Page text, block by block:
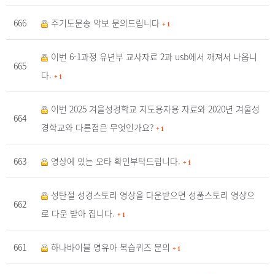
666 주기도문송 악보 문의드립니다 + 1
665
이번 6-1과정 유년부 교사자료 2과 usb에서 깨져서 나옵니
다. + 1
664
이번 2025 겨울성경학교 지도용자용 자료와 2020년 겨울성
경학교와 다른점은 무엇인가요? + 1
663 영상에 있는 오타 확인부탁드립니다. + 1
662
성탄절 성경스토리 영상을 다운받으면 성품스토리 영상으
로 다운 받아 집니다. + 1
661 하나바이블 영유아 복습퀴즈 문의 + 1